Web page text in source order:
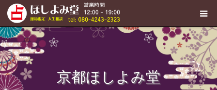
京都ほしよみ堂